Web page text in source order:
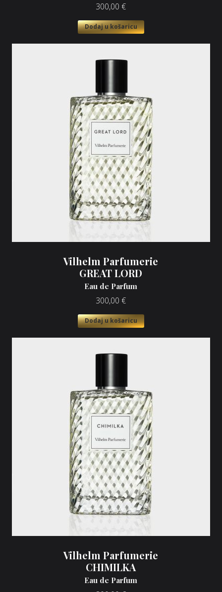
300,00 €
Dodaj u košaricu
Vilhelm Parfumerie
GREAT LORD
Eau de Parfum
300,00 €
Dodaj u košaricu
Vilhelm Parfumerie
CHIMILKA
Eau de Parfum